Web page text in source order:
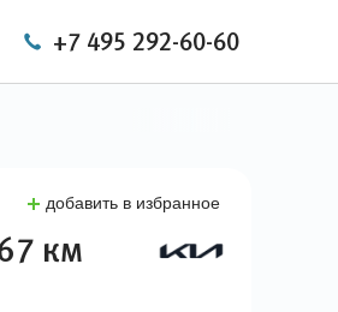
+7 495 292-60-60
добавить в избранное
км